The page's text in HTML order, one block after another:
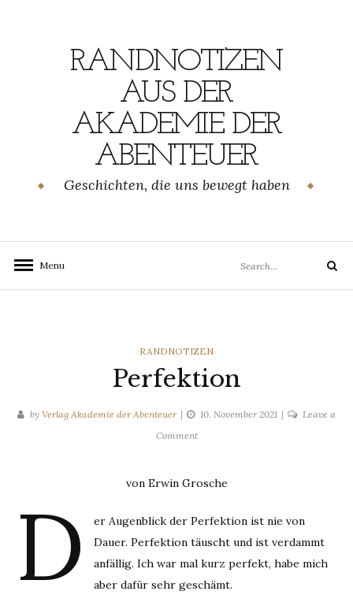
RANDNOTIZEN
AUS DER
AKADEMIE DER
ABENTEUER
Geschichten, die uns bewegt haben
Menu
for:
Search
CATEGORIES
RANDNOTIZEN
Perfektion
by Verlag Akademie der Abenteuer 10. November 2021
Leave a
Commenton
von Erwin Grosche
D
er Augenblick der Perfektion ist nie von
Dauer. Perfektion täuscht und ist verdammt
anfällig. Ich war mal kurz perfekt, habe mich
aber dafür sehr geschämt.